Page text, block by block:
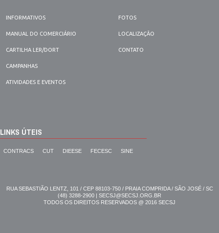
INFORMATIVOS
MANUAL DO COMERCIÁRIO
CARTILHA LER/DORT
CAMPANHAS
ATIVIDADES E EVENTOS
FOTOS
LOCALIZAÇÃO
CONTATO
LINKS ÚTEIS
CONTRACS CUT DIEESE FECESC SINE
RUA SEBASTIÃO LENTZ, 101 / CEP 88103-750 / PRAIA COMPRIDA / SÃO JOSÉ / SC
(48) 3288-2900 | SECSJ@SECSJ.ORG.BR
TODOS OS DIREITOS RESERVADOS @ 2016 SECSJ